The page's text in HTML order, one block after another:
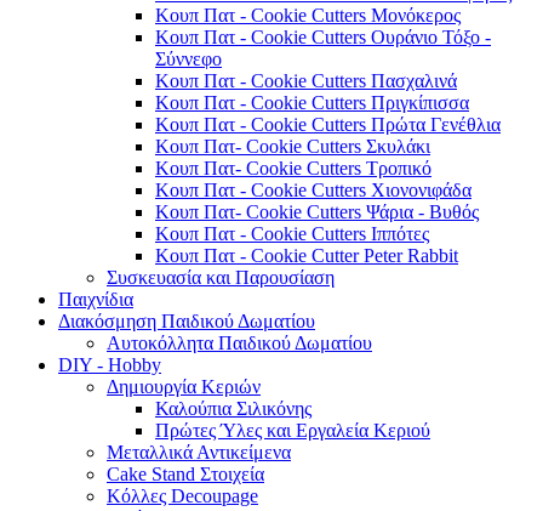
Κουπ Πατ - Cookie Cutters Μονόκερος
Κουπ Πατ - Cookie Cutters Ουράνιο Τόξο -
Σύννεφο
Κουπ Πατ - Cookie Cutters Πασχαλινά
Κουπ Πατ - Cookie Cutters Πριγκίπισσα
Κουπ Πατ - Cookie Cutters Πρώτα Γενέθλια
Κουπ Πατ- Cookie Cutters Σκυλάκι
Κουπ Πατ- Cookie Cutters Τροπικό
Κουπ Πατ - Cookie Cutters Χιονονιφάδα
Κουπ Πατ- Cookie Cutters Ψάρια - Βυθός
Κουπ Πατ - Cookie Cutters Ιππότες
Κουπ Πατ - Cookie Cutter Peter Rabbit
Συσκευασία και Παρουσίαση
Παιχνίδια
Διακόσμηση Παιδικού Δωματίου
Αυτοκόλλητα Παιδικού Δωματίου
DIY - Hobby
Δημιουργία Κεριών
Καλούπια Σιλικόνης
Πρώτες Ύλες και Εργαλεία Κεριού
Μεταλλικά Αντικείμενα
Cake Stand Στοιχεία
Κόλλες Decoupage